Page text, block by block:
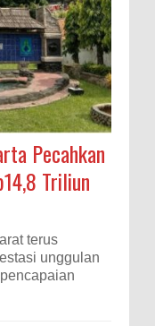
Pecahkan
Triliun
terus
unggulan